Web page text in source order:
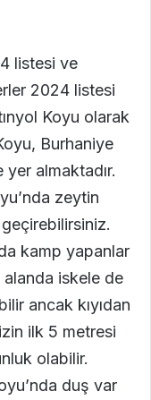
listesi ve
2024 listesi
Koyu olarak
Burhaniye
almaktadır.
zeytin
kamp yapanlar
iskele de
ancak kıyıdan
ilk 5 metresi
olabilir.
duş var